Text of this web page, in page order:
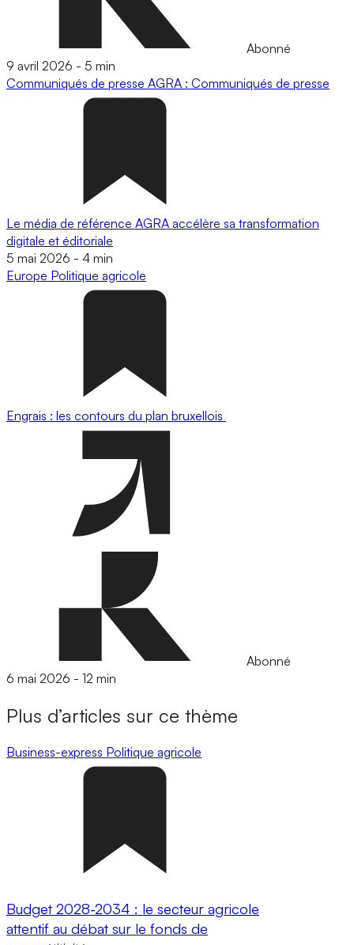
Abonné
9 avril 2026 - 5 min
Communiqués de presse AGRA : Communiqués de presse
Le média de référence AGRA accélère sa transformation
digitale et éditoriale
5 mai 2026 - 4 min
Europe Politique agricole
Engrais : les contours du plan bruxellois
Abonné
6 mai 2026 - 12 min
Plus d’articles sur ce thème
Business-express Politique agricole
Budget 2028-2034 : le secteur agricole
attentif au débat sur le fonds de